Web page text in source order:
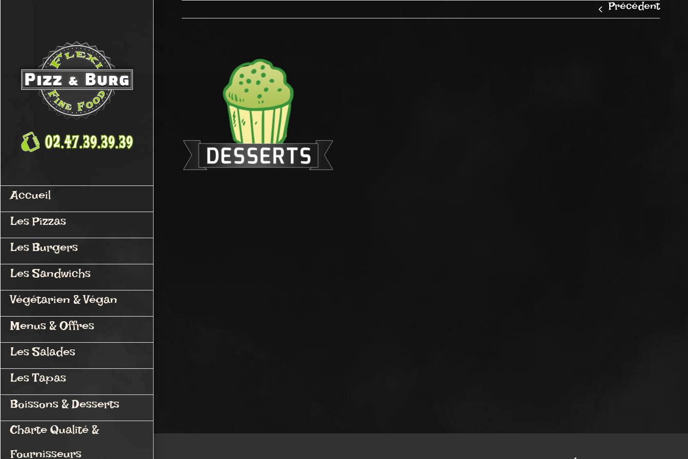
Accueil
Les Pizzas
Les Burgers
Les Sandwichs
Végétarien & Végan
Menus & Offres
Les Salades
Les Tapas
Boissons & Desserts
Charte Qualité &
Précédent